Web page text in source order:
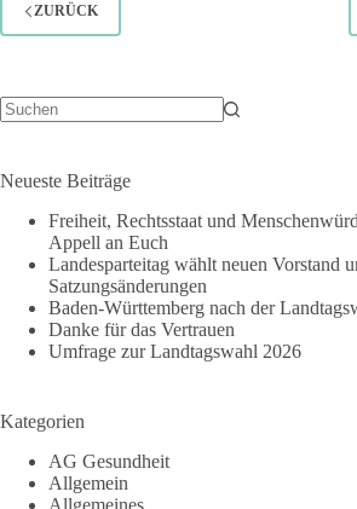
ZURÜCK
Neueste Beiträge
Freiheit, Rechtsstaat und
Appell an Euch
Landesparteitag wählt neuen Vorstand
Satzungsänderungen
Baden-Württemberg nach der
Danke für das Vertrauen
Umfrage zur Landtagswahl 2026
Kategorien
AG Gesundheit
Allgemein
Allgemeines